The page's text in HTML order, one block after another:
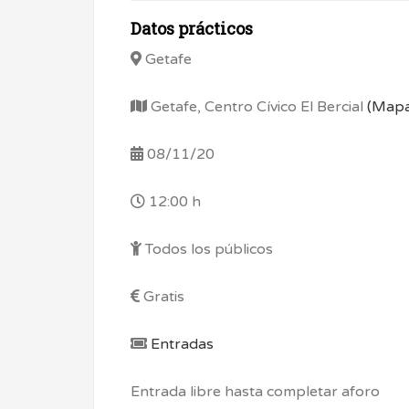
Datos prácticos
Getafe
Getafe, Centro Cívico El Bercial
08/11/20
12:00 h
Todos los públicos
Gratis
Entradas
Entrada libre hasta completar aforo